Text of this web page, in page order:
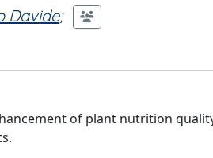
Davide;
of plant nutrition